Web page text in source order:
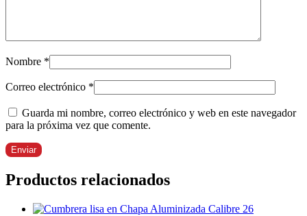
Nombre *
Correo electrónico *
Guarda mi nombre, correo electrónico y web en este navegador
para la próxima vez que comente.
Productos relacionados